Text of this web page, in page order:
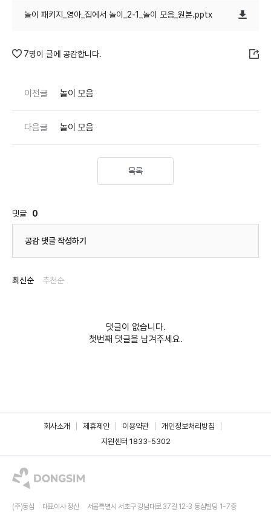
놀이 패키지_영아_집에서 놀이_2-1_놀이 모음_원본.pptx
7명이 글에 공감합니다.
이전글 놀이 모음
다음글 놀이 모음
목록
댓글 0
공감 댓글 작성하기
최신순 추천순
댓글이 없습니다.
첫번째 댓글을 남겨주세요.
회사소개 제휴제안 이용약관
개인정보처리방침
지원센터 1833-5302
(주)동심 대표이사 정신 서울특별시 서초구 강남대로 37길 12-3 동심빌딩 1~7층